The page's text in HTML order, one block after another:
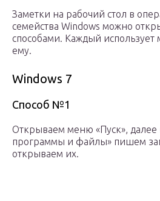
Заметки на рабочий стол в
семейства Windows можно
способами. Каждый
ему.
Windows 7
Способ №1
Открываем меню «Пуск», далее
программы и файлы» пишем
открываем их.